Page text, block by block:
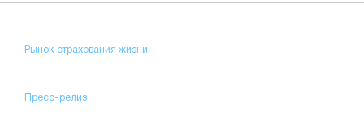
Рынок страхования жизни
Пресс-релиз